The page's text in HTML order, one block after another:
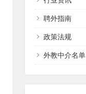
聘外指南
政策法规
外教中介名单